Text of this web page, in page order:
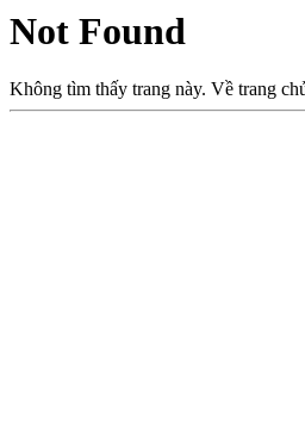
Not Found
Không tìm thấy trang này. Về trang